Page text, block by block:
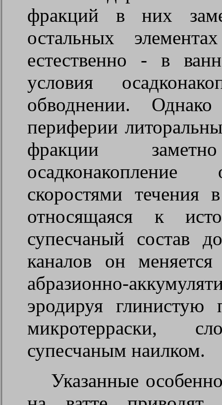
фракций в них
остальных
естественно - в
условия
обводнении.
периферии
фракции
осадконакопление
скоростями
относящаяся к
супесчаный состав
каналов он
абразионно-
эродируя
микротерраски,
супесчаным наилком.
Указанные